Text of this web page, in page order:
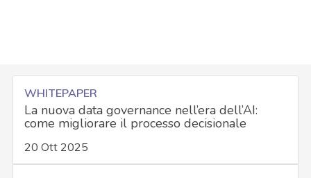
WHITEPAPER
La nuova data governance nell’era dell’AI:
come migliorare il processo decisionale
20 Ott 2025